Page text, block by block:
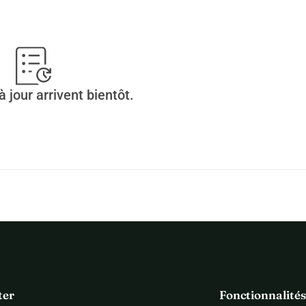
réponse favorable de votre part, veuillez recevoir mes
jour arrivent bientôt.